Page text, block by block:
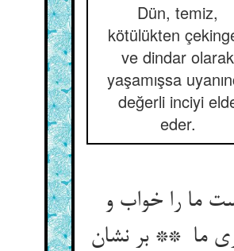
Dün, temiz,
kötülükten
ve dindar olarak
yaşamışsa
değerli inciyi
eder.
ما را خواب و
ما ** بر نشان